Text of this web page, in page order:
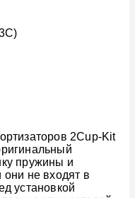
2Cup-Kit
пружины и
они не входят в
установкой